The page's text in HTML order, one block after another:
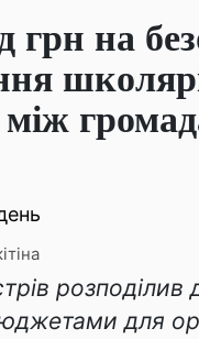
грн на
для